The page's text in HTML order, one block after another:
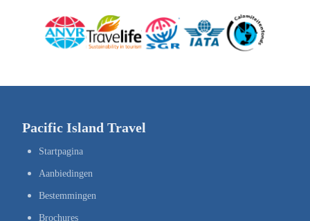
Pacific Island Travel
Startpagina
Aanbiedingen
Bestemmingen
Brochures